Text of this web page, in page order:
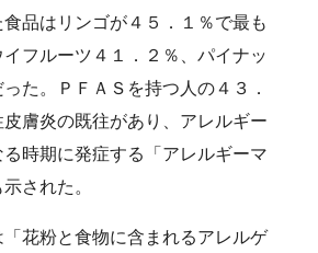
品はリンゴが４５．１％で最も
フルーツ４１．２％、パイナッ
た。ＰＦＡＳを持つ人の４３．
皮膚炎の既往があり、アレルギー
時期に発症する「アレルギーマ
された。
花粉と食物に含まれるアレルゲ